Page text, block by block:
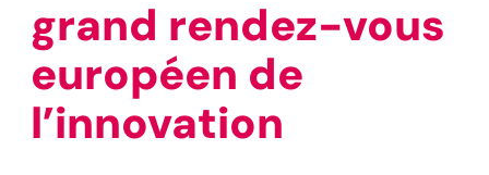
grand rendez-vous
européen de
l’innovation